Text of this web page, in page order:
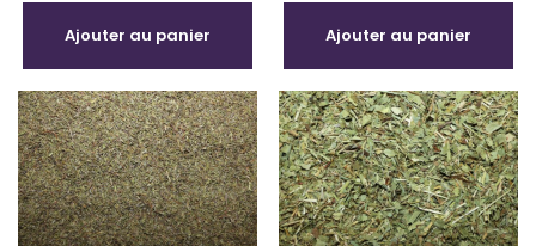
Ajouter au panier Ajouter au panier